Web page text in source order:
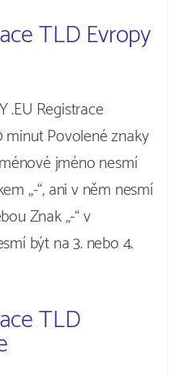
TLD Evropy
.EU Registrace
Povolené znaky
jméno nesmí
„-“, ani v něm nesmí
Znak „-“ v
být na 3. nebo 4.
TLD